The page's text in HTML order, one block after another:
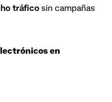
tráfico sin campañas
en